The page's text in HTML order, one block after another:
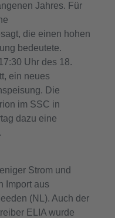
Jahres. Für
die einen hohen
bedeutete.
Uhr des 18.
ein neues
Die
im SSC in
dazu eine
Strom und
Import aus
(NL). Auch der
ELIA wurde